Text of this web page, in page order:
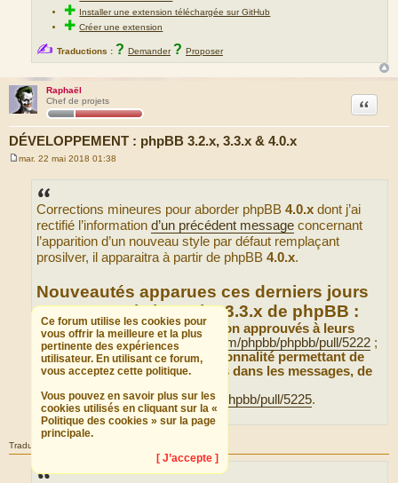
✚ Installer une extension téléchargée sur GitHub
✚Créer une extension
✍ Traductions : ? Demander ? Proposer
Raphaël
Chef de projets
DÉVELOPPEMENT : phpBB 3.2.x, 3.3.x & 4.0.x
Citation
mar. 22 mai 2018 01:38
Corrections mineures pour aborder phpBB 4.0.x dont j’ai
rectifié l’information d’un précédent message concernant
l’apparition d’un nouveau style par défaut remplaçant
prosilver, il apparaitra à partir de phpBB 4.0.x.
Nouveautés apparues ces derniers jours
concernant la branche 3.3.x de phpBB :
Afficher les messages non approuvés à leurs
auteurs : https://github.com/phpbb/phpbb/pull/5222 ;
Implantation de la fonctionnalité permettant de
mentionner les membres dans les messages, de
https://github.com/phpbb/phpbb/pull/5225.
Traduire en
Ce forum utilise les cookies pour
vous offrir la meilleure et la plus
pertinente des expériences
utilisateur. En utilisant ce forum,
vous acceptez cette politique.
Vous pouvez en savoir plus sur les
cookies utilisés en cliquant sur la «
Politique des cookies » sur la page
principale.
[ J’accepte ]